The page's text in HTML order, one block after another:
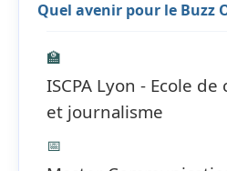
Quel avenir pour le Buzz
🏫
ISCPA Lyon - Ecole
et journalisme
📅